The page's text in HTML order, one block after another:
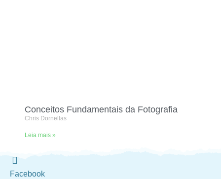
Conceitos Fundamentais da Fotografia
Chris Dornellas
Leia mais »
Facebook